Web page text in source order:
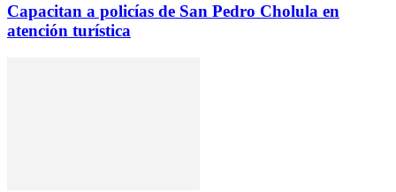
Capacitan a policías de San Pedro Cholula en
atención turística